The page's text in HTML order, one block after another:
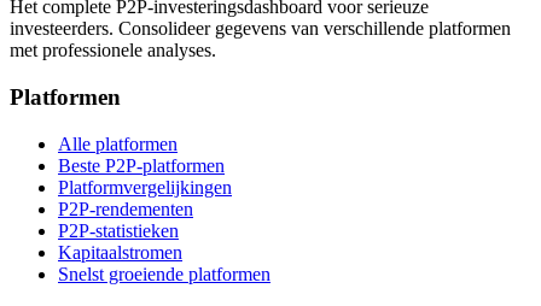
Het complete P2P-investeringsdashboard voor serieuze
investeerders. Consolideer gegevens van verschillende platformen
met professionele analyses.
Platformen
Alle platformen
Beste P2P-platformen
Platformvergelijkingen
P2P-rendementen
P2P-statistieken
Kapitaalstromen
Snelst groeiende platformen